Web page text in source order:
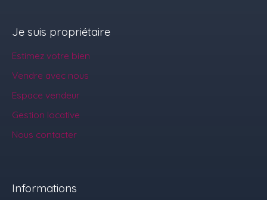
Je suis propriétaire
Estimez votre bien
Vendre avec nous
Espace vendeur
Gestion locative
Nous contacter
Informations